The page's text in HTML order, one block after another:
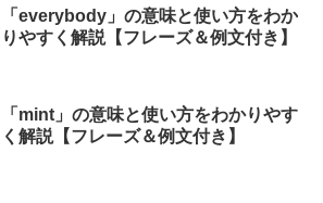
「everybody」の意味と使い方をわか
りやすく解説【フレーズ＆例文付き】
「mint」の意味と使い方をわかりやす
く解説【フレーズ＆例文付き】